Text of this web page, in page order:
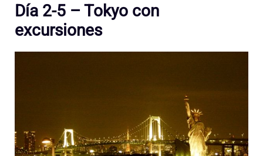
Día 2-5 – Tokyo con
excursiones